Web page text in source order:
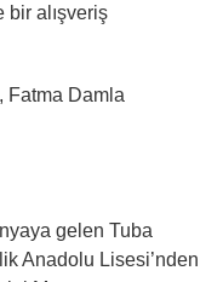
alışveriş
Fatma Damla
gelen Tuba
Anadolu Lisesi’nden